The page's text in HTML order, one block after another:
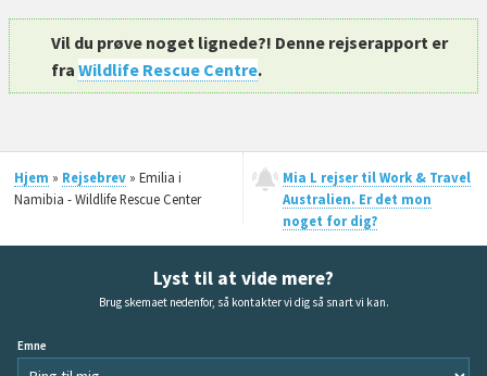
Vil du prøve noget lignede?! Denne rejserapport er
fraWildlife Rescue Centre.
Hjem » Rejsebrev» Emilia i
Namibia - Wildlife Rescue Center
Mia L rejser til Work & Travel
Australien. Er det mon
noget for dig?
Lyst til at vide mere?
Brug skemaet nedenfor, så kontakter vi dig så snart vi kan.
Emne